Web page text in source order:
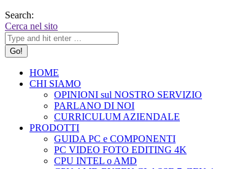
Search:
Cerca nel sito
HOME
CHI SIAMO
OPINIONI sul NOSTRO SERVIZIO
PARLANO DI NOI
CURRICULUM AZIENDALE
PRODOTTI
GUIDA PC e COMPONENTI
PC VIDEO FOTO EDITING 4K
CPU INTEL o AMD